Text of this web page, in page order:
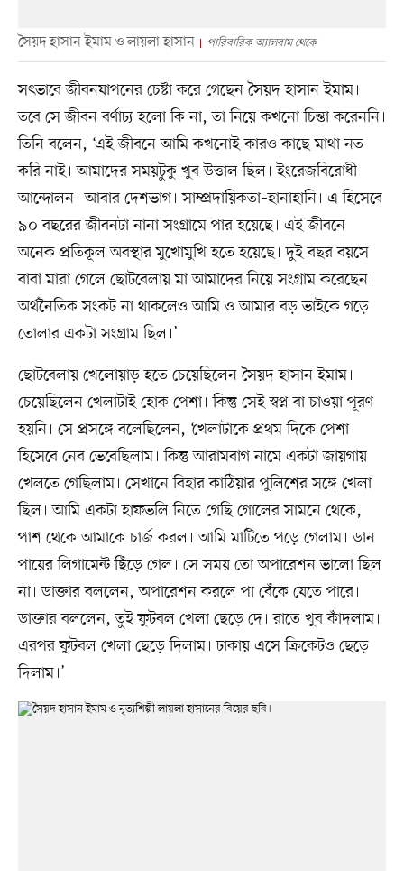
সৈয়দ হাসান ইমাম ও লায়লা হাসান পারিবারিক অ্যালবাম থেকে
সৎভাবে জীবনযাপনের চেষ্টা করে গেছেন সৈয়দ হাসান ইমাম।
তবে সে জীবন বর্ণাঢ্য হলো কি না, তা নিয়ে কখনো চিন্তা করেননি।
তিনি বলেন, ‘এই জীবনে আমি কখনোই কারও কাছে মাথা নত
করি নাই। আমাদের সময়টুকু খুব উত্তাল ছিল। ইংরেজবিরোধী
আন্দোলন। আবার দেশভাগ। সাম্প্রদায়িকতা–হানাহানি। এ হিসেবে
৯০ বছরের জীবনটা নানা সংগ্রামে পার হয়েছে। এই জীবনে
অনেক প্রতিকূল অবস্থার মুখোমুখি হতে হয়েছে। দুই বছর বয়সে
বাবা মারা গেলে ছোটবেলায় মা আমাদের নিয়ে সংগ্রাম করেছেন।
অর্থনৈতিক সংকট না থাকলেও আমি ও আমার বড় ভাইকে গড়ে
তোলার একটা সংগ্রাম ছিল।’
ছোটবেলায় খেলোয়াড় হতে চেয়েছিলেন সৈয়দ হাসান ইমাম।
চেয়েছিলেন খেলাটাই হোক পেশা। কিন্তু সেই স্বপ্ন বা চাওয়া পূরণ
হয়নি। সে প্রসঙ্গে বলেছিলেন, ‘খেলাটাকে প্রথম দিকে পেশা
হিসেবে নেব ভেবেছিলাম। কিন্তু আরামবাগ নামে একটা জায়গায়
খেলতে গেছিলাম। সেখানে বিহার কাঠিয়ার পুলিশের সঙ্গে খেলা
ছিল। আমি একটা হাফভলি নিতে গেছি গোলের সামনে থেকে,
পাশ থেকে আমাকে চার্জ করল। আমি মাটিতে পড়ে গেলাম। ডান
পায়ের লিগামেন্ট ছিঁড়ে গেল। সে সময় তো অপারেশন ভালো ছিল
না। ডাক্তার বললেন, অপারেশন করলে পা বেঁকে যেতে পারে।
ডাক্তার বললেন, তুই ফুটবল খেলা ছেড়ে দে। রাতে খুব কাঁদলাম।
এরপর ফুটবল খেলা ছেড়ে দিলাম। ঢাকায় এসে ক্রিকেটও ছেড়ে
দিলাম।’